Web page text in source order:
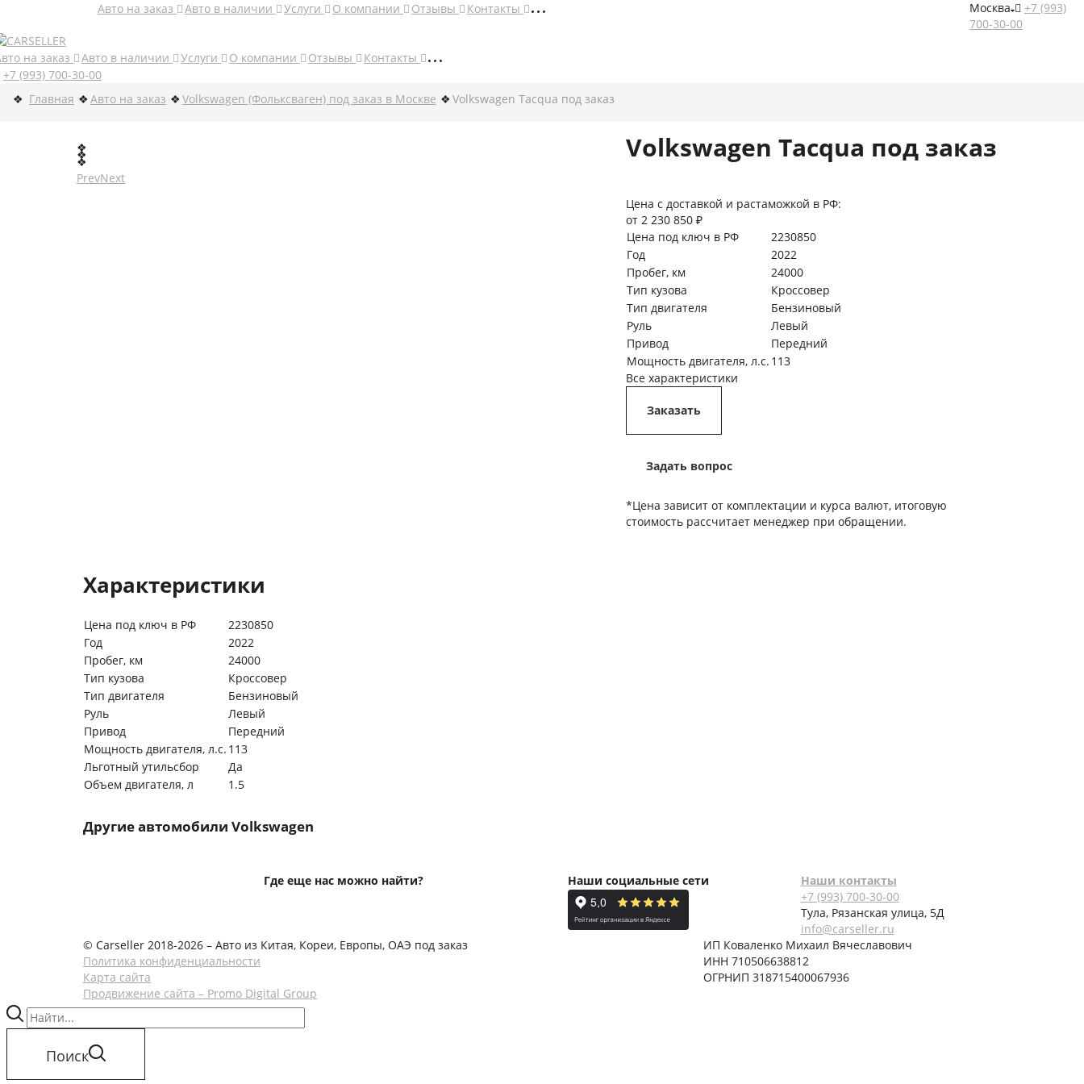
Москва
+7 (993)
700-30-00
Авто на заказ Авто в наличии Услуги О компании Отзывы Контакты
на заказ Авто в наличии Услуги О компании Отзывы
Контакты
+7 (993) 700-30-00
Главная
Авто на заказ Volkswagen (Фольксваген) под заказ в Москве Volkswagen Tacqua под заказ
PrevNext
Volkswagen Tacqua под заказ
Цена с доставкой и растаможкой в РФ:
от 2 230 850 ₽
Цена под ключ в РФ
2230850
Год
2022
Пробег, км
24000
Тип кузова
Кроссовер
Тип двигателя
Бензиновый
Руль
Левый
Привод
Передний
Мощность двигателя, л.с. 113
Все характеристики
Заказать
Задать вопрос
*Цена зависит от комплектации и курса валют, итоговую
стоимость рассчитает менеджер при обращении.
Характеристики
Цена под ключ в РФ
2230850
Год
2022
Пробег, км
24000
Тип кузова
Кроссовер
Тип двигателя
Бензиновый
Руль
Левый
Привод
Передний
Мощность двигателя, л.с. 113
Льготный утильсбор
Да
Объем двигателя, л
1.5
Другие автомобили Volkswagen
Где еще нас можно найти? Наши социальные сети
Наши контакты
+7 (993) 700-30-00
Тула, Рязанская улица, 5Д
info@carseller.ru
© Carseller 2018-2026 – Авто из Китая, Кореи, Европы, ОАЭ под заказ
Политика конфиденциальности
Карта сайта
Продвижение сайта – Promo Digital Group
ИП Коваленко Михаил Вячеславович
ИНН 710506638812
ОГРНИП 318715400067936
Поиск